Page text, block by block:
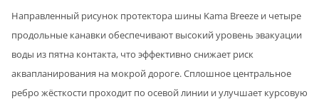
Направленный рисунок протектора шины Kama Breeze и четыре
продольные канавки обеспечивают высокий уровень эвакуации
воды из пятна контакта, что эффективно снижает риск
аквапланирования на мокрой дороге. Сплошное центральное
ребро жёсткости проходит по осевой линии и улучшает курсовую